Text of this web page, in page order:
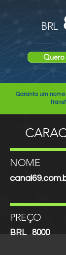
BRL
Quero
Garanta um
NOME
PREÇO
BRL 8000